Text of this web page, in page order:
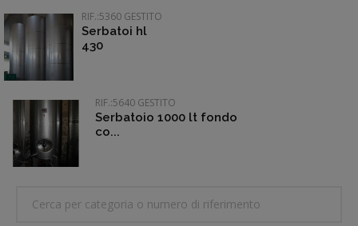
RIF.:5360 GESTITO
Serbatoi hl
430
RIF.:5640 GESTITO
Serbatoio 1000 lt fondo
co...